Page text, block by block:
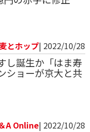
とホップ| 2022/10/28
し誕生か「はま寿
ショーが京大と共
A Online| 2022/10/28